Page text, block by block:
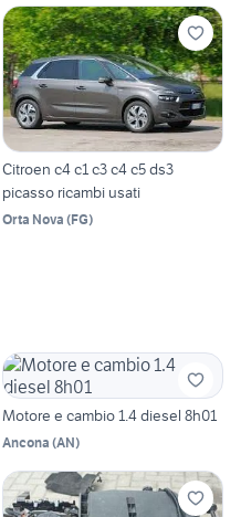
Citroen c4 c1 c3 c4 c5 ds3
picasso ricambi usati
Orta Nova (FG)
Motore e cambio 1.4 diesel 8h01
Ancona (AN)